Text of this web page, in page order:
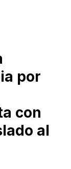
por
con
al